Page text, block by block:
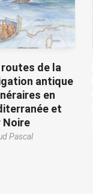
de la
antique
en
et
Noire
Pascal